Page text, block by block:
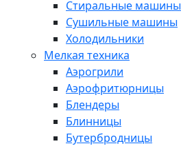
Стиральные машины
Сушильные машины
Холодильники
Мелкая техника
Аэрогрили
Аэрофритюрницы
Блендеры
Блинницы
Бутербродницы